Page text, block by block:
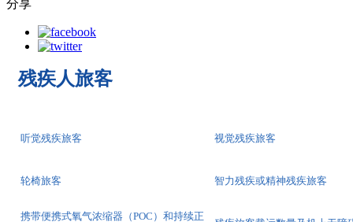
分享
残疾人旅客
听觉残疾旅客 视觉残疾旅客
轮椅旅客 智力残疾或精神残疾旅客
携带便携式氧气浓缩器（POC）和持续正